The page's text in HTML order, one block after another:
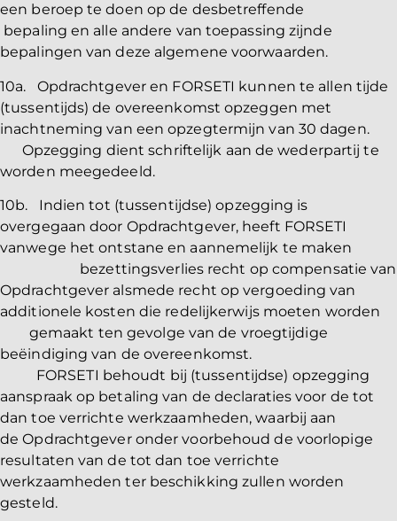
een beroep te doen op de desbetreffende
bepaling en alle andere van toepassing zijnde
bepalingen van deze algemene voorwaarden.
10a. Opdrachtgever en FORSETI kunnen te allen tijde
(tussentijds) de overeenkomst opzeggen met
inachtneming van een opzegtermijn van 30 dagen.
Opzegging dient schriftelijk aan de wederpartij te
worden meegedeeld.
10b. Indien tot (tussentijdse) opzegging is
overgegaan door Opdrachtgever, heeft FORSETI
vanwege het ontstane en aannemelijk te maken
bezettingsverlies recht op compensatie van
Opdrachtgever alsmede recht op vergoeding van
additionele kosten die redelijkerwijs moeten worden
gemaakt ten gevolge van de vroegtijdige
beëindiging van de overeenkomst.
FORSETI behoudt bij (tussentijdse) opzegging
aanspraak op betaling van de declaraties voor de tot
dan toe verrichte werkzaamheden, waarbij aan
de Opdrachtgever onder voorbehoud de voorlopige
resultaten van de tot dan toe verrichte
werkzaamheden ter beschikking zullen worden
gesteld.